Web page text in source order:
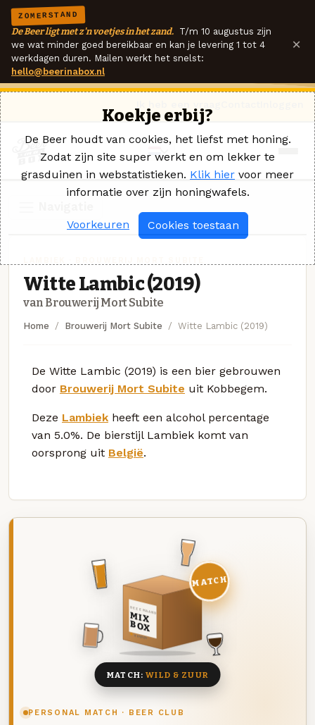
ZOMERSTAND
De Beer ligt met z'n voetjes in het zand. T/m 10 augustus zijn
we wat minder goed bereikbaar en kan je levering 1 tot 4
werkdagen duren. Mailen werkt het snelst:
hello@beerinabox.nl
×
Witte Lambic (2019)
van Brouwerij Mort Subite
Home Brouwerij Mort Subite Witte Lambic (2019)
De Witte Lambic (2019) is een bier gebrouwen
door Brouwerij Mort Subite uit Kobbegem.
Deze Lambiek heeft een alcohol percentage
van 5.0%. De bierstijl Lambiek komt van
oorsprong uit België.
PERSONAL MATCH · BEER CLUB
DEZE MAAND
MIX
BOX
8 BIEREN
MATCH
MATCH:WILD & ZUUR
Koekje erbij?
De Beer houdt van cookies, het liefst met honing.
Zodat zijn site super werkt en om lekker te
grasduinen in webstatistieken. Klik hier voor meer
informatie over zijn honingwafels.
Voorkeuren Cookies toestaan